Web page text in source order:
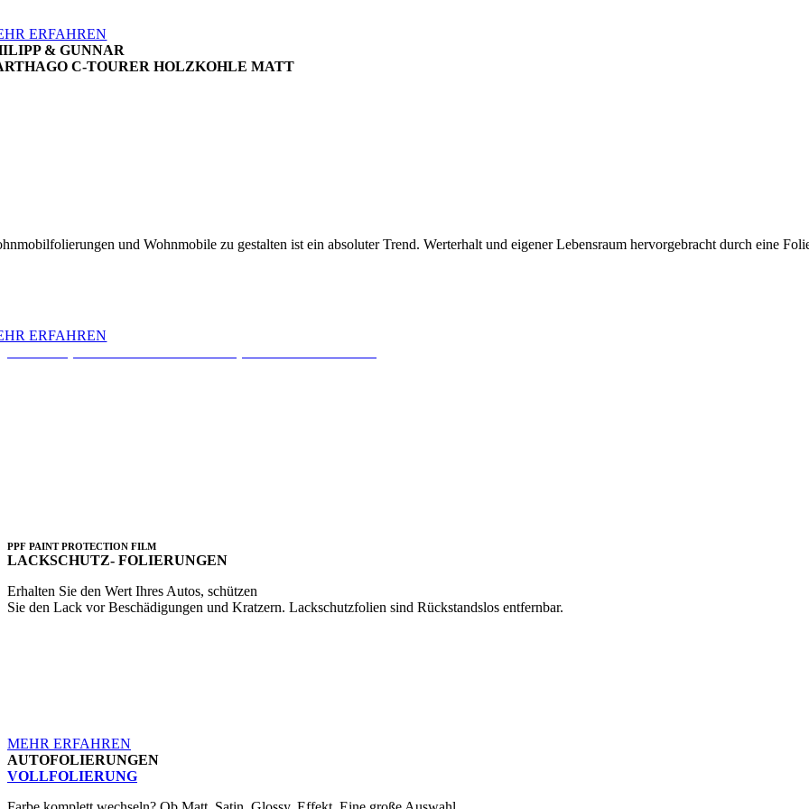
ERFAHREN
& GUNNAR
C-TOURER HOLZKOHLE MATT
und Wohnmobile zu gestalten ist ein absoluter Trend. Werterhalt und eigener Lebensraum hervorgebracht durch eine
ERFAHREN
PPF PAINT PROTECTION FILM
LACKSCHUTZ- FOLIERUNGEN
Erhalten Sie den Wert Ihres Autos, schützen
Sie den Lack vor Beschädigungen und Kratzern. Lackschutzfolien sind Rückstandslos entfernbar.
MEHR ERFAHREN
AUTOFOLIERUNGEN
VOLLFOLIERUNG